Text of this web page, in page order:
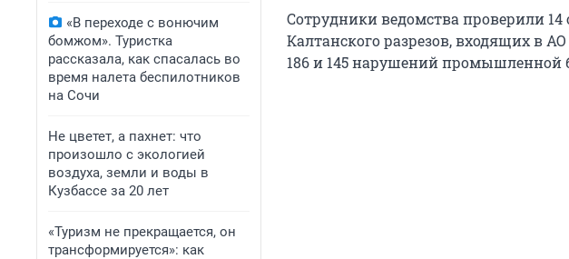
«В переходе с вонючим
бомжом». Туристка
рассказала, как спасалась во
время налета беспилотников
на Сочи
Не цветет, а пахнет: что
произошло с экологией
воздуха, земли и воды в
Кузбассе за 20 лет
«Туризм не прекращается, он
трансформируется»: как
Сотрудники ведомства проверили 14
Калтанского разрезов, входящих в АО
186 и 145 нарушений промышленной